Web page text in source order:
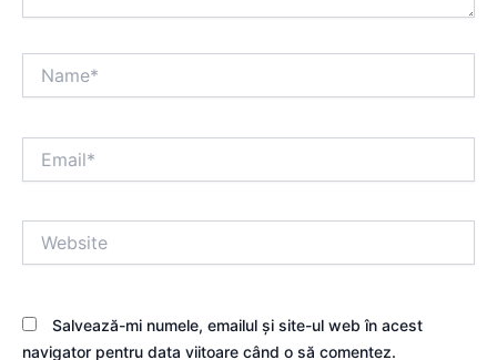
Salvează-mi numele, emailul și site-ul web în acest
navigator pentru data viitoare când o să comentez.